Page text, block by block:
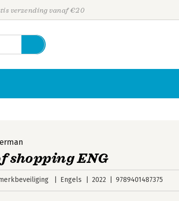
verzending vanaf €20
shopping ENG
Engels 2022 9789401487375
Personen